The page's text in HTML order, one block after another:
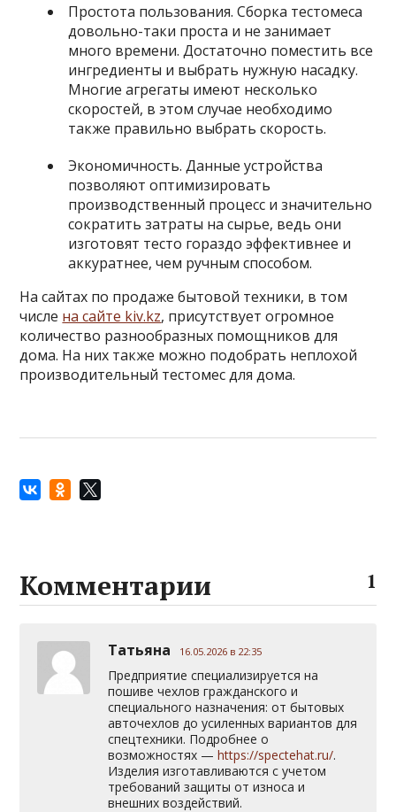
Простота пользования. Сборка тестомеса
довольно-таки проста и не занимает
много времени. Достаточно поместить все
ингредиенты и выбрать нужную насадку.
Многие агрегаты имеют несколько
скоростей, в этом случае необходимо
также правильно выбрать скорость.
Экономичность. Данные устройства
позволяют оптимизировать
производственный процесс и значительно
сократить затраты на сырье, ведь они
изготовят тесто гораздо эффективнее и
аккуратнее, чем ручным способом.
На сайтах по продаже бытовой техники, в том
числе на сайте kiv.kz, присутствует огромное
количество разнообразных помощников для
дома. На них также можно подобрать неплохой
производительный тестомес для дома.
Комментарии 1
Татьяна 16.05.2026 в 22:35
Предприятие специализируется на
пошиве чехлов гражданского и
специального назначения: от бытовых
авточехлов до усиленных вариантов для
спецтехники. Подробнее о
возможностях —https://spectehat.ru/.
Изделия изготавливаются с учетом
требований защиты от износа и
внешних воздействий.